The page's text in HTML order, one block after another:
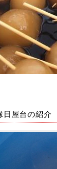
日屋台の紹介